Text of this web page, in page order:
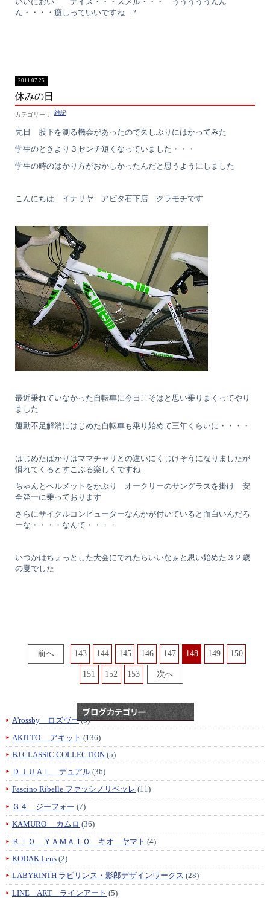
ん・・・・癒しっていいですね ?
休みの日
2011.07.25
雑記
先日 股下を測る機会があったので久しぶりにはかってみた
学生のときより３センチ短くなっていました・・・
学生の時のはかり方がおかしかったんだと思うようにしました
こんにちは イナリヤ アピタ石下店 クラモチです
最近乗れていなかった自転車に今日こそはと思い乗りまくってやり
ました
運動不足解消にはじめた自転車も乗り始めて三年くらいに・・・・
はじめたばかりはママチャリとの違いにくじけそうになりましたが
慣れてくるとすこぶる楽しくですね
ちゃんとヘルメットをかぶり オークリーのサングラスを掛け 安
全第一に乗っております
さらにサイクルコンピューターなんかが付いていると面白いんだろ
ーな・・・・なんて・・・・
いつかはちょっとした大会にでれたらいいなぁと思い始めた３２歳
の夏でした
143 144 145 146 147 148 149 150
151 152 153
A'rossby ロズヴー(6)
AKITTO アキット (136)
BJ CLASSIC COLLECTION (5)
ＤＪＵＡＬ デュアル (36)
Fascino Ribelle ファッシノリベッレ (11)
Ｇ４ ジーフォー (7)
KAMURO カムロ (36)
ＫＩＯ ＹＡＭＡＴＯ キオ ヤマト (4)
KODAK Lens (2)
LABYRINTH ラビリンス・影郎デザインワークス (28)
LINE ART ラインアート (5)